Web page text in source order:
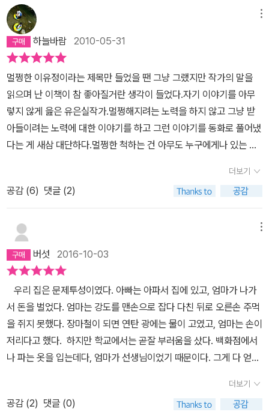
고드는 인물들의 내면 심리 묘사는 이 책을 읽는 어린 독자들로 하여
금 내 안의 ‘아이’를 만나고 교감할 수 있게 하는 장이 될 것이다. 그리
고 소박하고 정겨운 변영미의 그림은 아이들에게 친밀감을, 어른들에
게는 한 장의 지난 옛 사진을 꺼내 보는 즐거움을 선사한다.
하늘바람 2010-05-31
멀쩡한 이유정이라는 제목만 들었을 땐 그냥 그랬지만 작가의 말을
읽으며 난 이책이 참 좋아질거란 생각이 들었다.자기 이야기를 아무
렇지 않게 읊은 유은실작가.멀쩡해지려는 노력을 하지 않고 그냥 받
아들이려는 노력에 대한 이야기를 하고 그런 이야기를 동화로 풀어냈
다는 게 새삼 대단하다.멀쩡한 척하는 건 아무도 누구에게나 있는 일
걸 못해도 아무렇지 않은 척 아니 오히려 척을 넘어섰던 기억이 난다.
하지만 문제없는 아이도 문제 없는 집도 없다는 사실 그 대단하면서
도 평범한 사실을 아이들은 과연 받아들일까 어른인 나도 설마 다른
집은 안 그렇겠지 하는데 말이다.책에는 5편의 단편 동화가 나온다.
첫번째 할아버지 숙제부터 나는 참 좋았고 이런 이야기 이런 동화 이
런 주제관을 갖고 싶은 생각이 들었다. 사실 그런 생각을 갖는다고 해
서 다 글로 옮겨 지는게 아니어서 더욱 작가가 부럽다.할아버지 숙제
는 학교에서 내준 할아버지 숙제이야기인데 다른 친구들 할아버지는
모두 대단한 사람들이다. 회장이거나 축구하면서 다친 흉터 트로피,
강도를 때려잡거나 경찰이거나 모두 아이들이 우아 할만한 할아버지
들.하지만 할아버지에 대해 잘 모르는 주인공 경수는 집에서 친할아
버지와 외할아버지에 대해 묻는다. 하지만 친할아버지는 술주정뱅이
였고 외할아버지는 노름꾼이었다. 대체 뭐라고 쓸까 여기에 정말 존
경스런 엄마가 나온다. 엄마는 경수에게 숙제하는 방법을 알려준다.
더보기
공감 (6) 댓글 (2)
버섯 2016-10-03
우리 집은 문제투성이였다. 아빠는 아파서 집에 있고, 엄마가 나가
서 돈을 벌었다. 엄마는 강도를 맨손으로 잡다 다친 뒤로 오른손 주먹
을 쥐지 못했다. 장마철이 되면 연탄 광에는 물이 고였고, 엄마는 손이
저리다고 했다. 하지만 학교에서는 곧잘 부러움을 샀다. 백화점에서
나 파는 옷을 입는데다, 엄마가 선생님이었기 때문이다. 그게 다 얻어
이가 좋지 않았다는 걸 친구들은 알지 못했다. 내가 홍수에 집이 떠내
려가는 악몽을 자주 꾸는, 불안한 아이라는 것도. 나는 친구들 눈에
더보기
공감 (2) 댓글 (0)